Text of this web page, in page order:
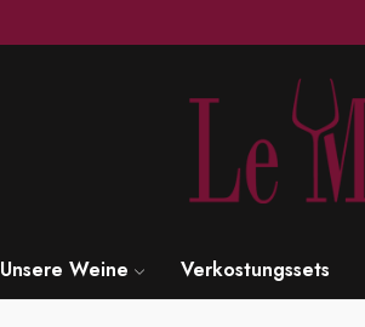
Unsere Weine Verkostungssets